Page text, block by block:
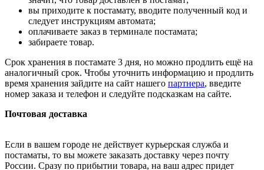
вы приходите к постамату, вводите полученный код и
следует инструкциям автомата;
оплачиваете заказ в терминале постамата;
забираете товар.
Срок хранения в постамате 3 дня, но можно продлить ещё на
аналогичный срок. Чтобы уточнить информацию и продлить
время хранения зайдите на сайт нашего партнера, введите
номер заказа и телефон и следуйте подсказкам на сайте.
Почтовая доставка
Если в вашем городе не действует курьерская служба и
постаматы, то вы можете заказать доставку через почту
России. Сразу по прибытии товара, на ваш адрес придет